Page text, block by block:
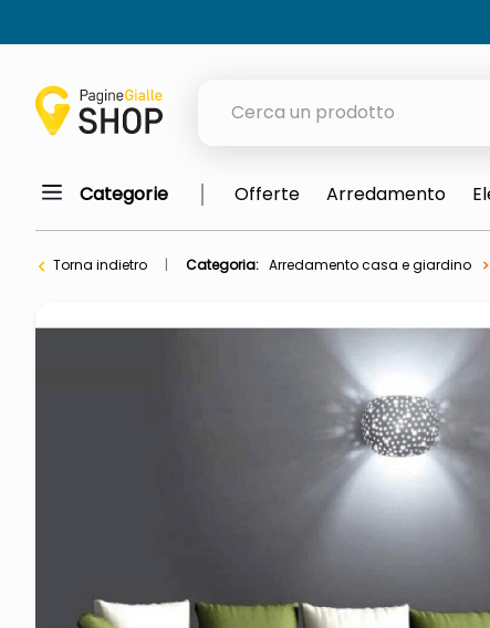
meme
elenco
italia independent occhiali
lucidatrice pavimenti
elenco telefonico
pattumiera raccolta
Categorie Offerte Arredamento
Torna indietro Categoria: Arredamento casa e giardino